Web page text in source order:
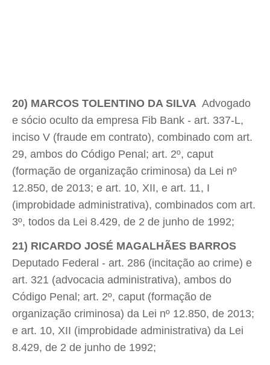
20) MARCOS TOLENTINO DA SILVA  Advogado
e sócio oculto da empresa Fib Bank - art. 337-L,
inciso V (fraude em contrato), combinado com art.
29, ambos do Código Penal; art. 2º, caput
(formação de organização criminosa) da Lei nº
12.850, de 2013; e art. 10, XII, e art. 11, I
(improbidade administrativa), combinados com art.
3º, todos da Lei 8.429, de 2 de junho de 1992;
21) RICARDO JOSÉ MAGALHÃES BARROS
Deputado Federal - art. 286 (incitação ao crime) e
art. 321 (advocacia administrativa), ambos do
Código Penal; art. 2º, caput (formação de
organização criminosa) da Lei nº 12.850, de 2013;
e art. 10, XII (improbidade administrativa) da Lei
8.429, de 2 de junho de 1992;